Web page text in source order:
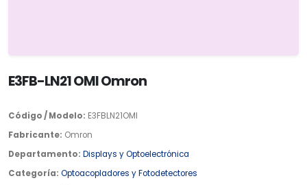
E3FB-LN21 OMI Omron
Código / Modelo: E3FBLN21OMI
Fabricante: Omron
Departamento: Displays y Optoelectrónica
Categoría: Optoacopladores y Fotodetectores